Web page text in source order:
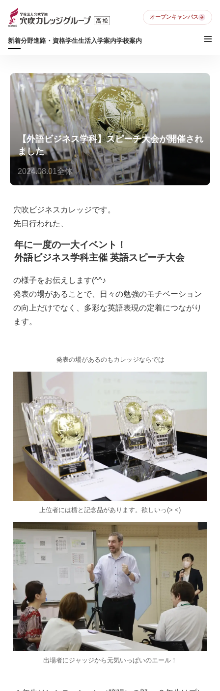
新着分野進路・資格学生生活入学案内学校案内
オープンキャンパス
【外語ビジネス学科】スピーチ大会が開催され
ました
2024.08.01全体
穴吹ビジネスカレッジです。
先日行われた、
年に一度の一大イベント！
外語ビジネス学科主催 英語スピーチ大会
の様子をお伝えします(^^♪
発表の場があることで、日々の勉強のモチベーション
の向上だけでなく、多彩な英語表現の定着につながり
ます。
発表の場があるのもカレッジならでは
上位者には楯と記念品があります。欲しいっ(> <)
出場者にジャッジから元気いっぱいのエール！